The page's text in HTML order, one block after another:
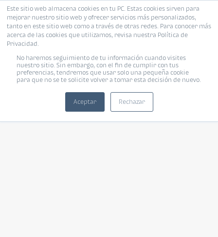
Este sitio web almacena cookies en tu PC. Estas cookies sirven para
mejorar nuestro sitio web y ofrecer servicios más personalizados,
tanto en este sitio web como a través de otras redes. Para conocer más
acerca de las cookies que utilizamos, revisa nuestra Política de
Privacidad.
No haremos seguimiento de tu información cuando visites
nuestro sitio. Sin embargo, con el fin de cumplir con tus
preferencias, tendremos que usar solo una pequeña cookie
para que no se te solicite volver a tomar esta decisión de nuevo.
Aceptar Rechazar